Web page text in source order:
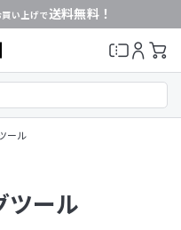
い上げで送料無料！
ール
ツール